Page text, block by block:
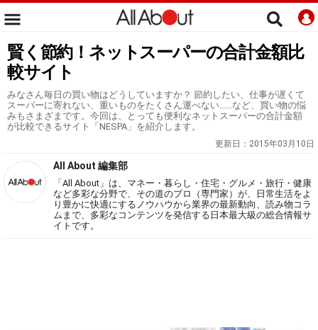
賢く節約！ネットスーパーの合計金額比
較サイト
みなさん毎日の買い物はどうしていますか？ 節約したい、仕事が遅くて
スーパーに寄れない、重いものをたくさん運べない……など、買い物の悩
みもさまざまです。今回は、とっても便利なネットスーパーの合計金額
が比較できるサイト「NESPA」を紹介します。
更新日： 2015年03月10日
All About 編集部
「All About」は、マネー・暮らし・住宅・グルメ・旅行・健康
など多彩な分野で、その道のプロ（専門家）が、日常生活をよ
り豊かに快適にするノウハウから業界の最新動向、読み物コラ
ムまで、多彩なコンテンツを発信する日本最大級の総合情報サ
イトです。